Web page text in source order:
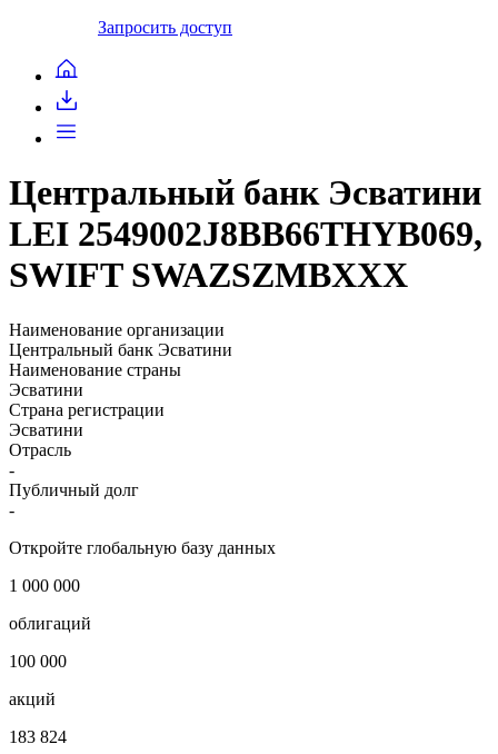
Запросить доступ
Центральный банк Эсватини
LEI 2549002J8BB66THYB069,
SWIFT SWAZSZMBXXX
Наименование организации
Центральный банк Эсватини
Наименование страны
Эсватини
Страна регистрации
Эсватини
Отрасль
-
Публичный долг
-
Откройте глобальную базу данных
1 000 000
облигаций
100 000
акций
183 824